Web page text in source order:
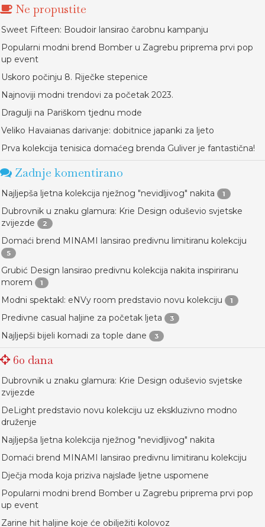
Ne propustite
Sweet Fifteen: Boudoir lansirao čarobnu kampanju
Popularni modni brend Bomber u Zagrebu priprema prvi pop
up event
Uskoro počinju 8. Riječke stepenice
Najnoviji modni trendovi za početak 2023.
Dragulji na Pariškom tjednu mode
Veliko Havaianas darivanje: dobitnice japanki za ljeto
Prva kolekcija tenisica domaćeg brenda Guliver je fantastična!
Zadnje komentirano
Najljepša ljetna kolekcija nježnog "nevidljivog" nakita 1
Dubrovnik u znaku glamura: Krie Design oduševio svjetske
zvijezde
2
Domaći brend MINAMI lansirao predivnu limitiranu kolekciju
5
Grubić Design lansirao predivnu kolekcija nakita inspiriranu
morem
1
Modni spektakl: eNVy room predstavio novu kolekciju 1
Predivne casual haljine za početak ljeta 3
Najljepši bijeli komadi za tople dane 3
60 dana
Dubrovnik u znaku glamura: Krie Design oduševio svjetske
zvijezde
DeLight predstavio novu kolekciju uz ekskluzivno modno
druženje
Najljepša ljetna kolekcija nježnog "nevidljivog" nakita
Domaći brend MINAMI lansirao predivnu limitiranu kolekciju
Dječja moda koja priziva najslađe ljetne uspomene
Popularni modni brend Bomber u Zagrebu priprema prvi pop
up event
Zarine hit haljine koje će obilježiti kolovoz